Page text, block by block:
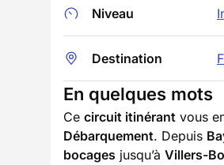
Niveau
Destination
En quelques mots
Ce circuit itinérant vous
Débarquement. Depuis
bocages jusqu’à Villers-